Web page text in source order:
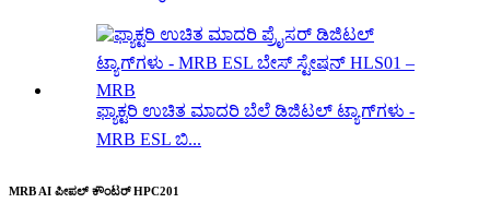
ಫ್ಯಾಕ್ಟರಿ ಉಚಿತ ಮಾದರಿ ಬೆಲೆ ಡಿಜಿಟಲ್ ಟ್ಯಾಗ್‌ಗಳು -
MRB ESL ಬಿ...
MRB AI ಪೀಪಲ್ ಕೌಂಟರ್ HPC201